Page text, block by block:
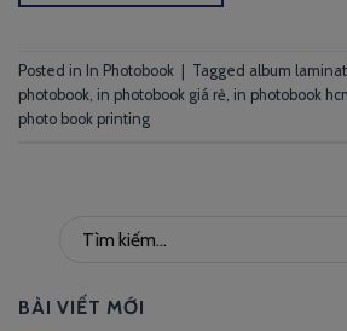
Posted in In Photobook Tagged album
photobook, in photobook giá rẻ, in photobook
photo book printing
BÀI VIẾT MỚI